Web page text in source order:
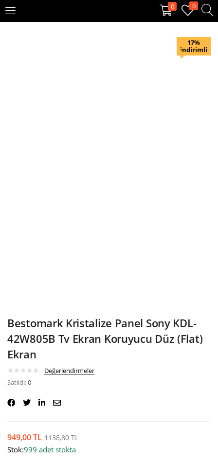
0 0
KAYIT OL
17%
indirimli
Bestomark Kristalize Panel Sony KDL-
42W805B Tv Ekran Koruyucu Düz (Flat)
Ekran
Değerlendirmeler
Satıldı:0
949,00TL 1138,80TL
Stok:999 adet stokta